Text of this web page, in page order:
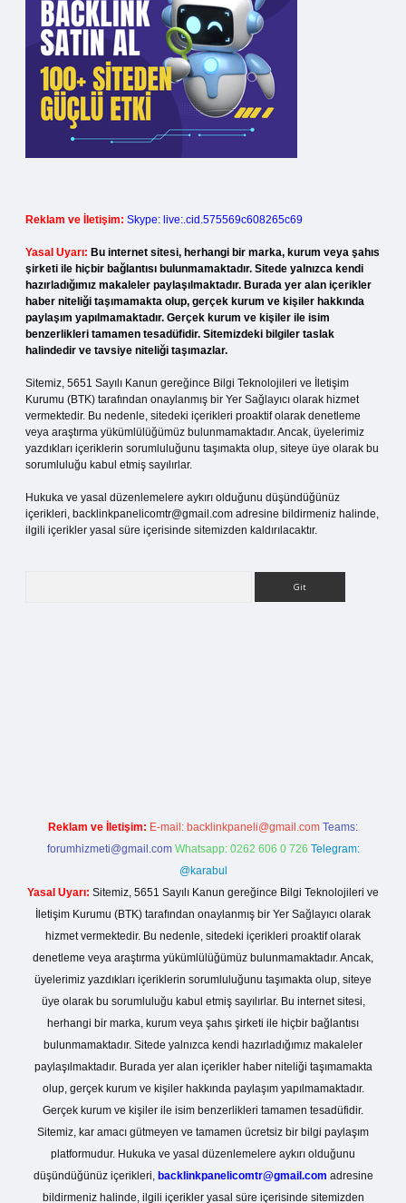
Reklam ve İletişim: Skype: live:.cid.575569c608265c69
Yasal Uyarı: Bu internet sitesi, herhangi bir marka, kurum veya şahıs
şirketi ile hiçbir bağlantısı bulunmamaktadır. Sitede yalnızca kendi
hazırladığımız makaleler paylaşılmaktadır. Burada yer alan içerikler
haber niteliği taşımamakta olup, gerçek kurum ve kişiler hakkında
paylaşım yapılmamaktadır. Gerçek kurum ve kişiler ile isim
benzerlikleri tamamen tesadüfidir. Sitemizdeki bilgiler taslak
halindedir ve tavsiye niteliği taşımazlar.
Sitemiz, 5651 Sayılı Kanun gereğince Bilgi Teknolojileri ve İletişim
Kurumu (BTK) tarafından onaylanmış bir Yer Sağlayıcı olarak hizmet
vermektedir. Bu nedenle, sitedeki içerikleri proaktif olarak denetleme
veya araştırma yükümlülüğümüz bulunmamaktadır. Ancak, üyelerimiz
yazdıkları içeriklerin sorumluluğunu taşımakta olup, siteye üye olarak bu
sorumluluğu kabul etmiş sayılırlar.
Hukuka ve yasal düzenlemelere aykırı olduğunu düşündüğünüz
içerikleri, backlinkpanelicomtr@gmail.com adresine bildirmeniz halinde,
ilgili içerikler yasal süre içerisinde sitemizden kaldırılacaktır.
Reklam ve İletişim: E-mail: backlinkpaneli@gmail.com Teams:
forumhizmeti@gmail.com Whatsapp: 0262 606 0 726 Telegram:
@karabul
Yasal Uyarı: Sitemiz, 5651 Sayılı Kanun gereğince Bilgi Teknolojileri ve
İletişim Kurumu (BTK) tarafından onaylanmış bir Yer Sağlayıcı olarak
hizmet vermektedir. Bu nedenle, sitedeki içerikleri proaktif olarak
denetleme veya araştırma yükümlülüğümüz bulunmamaktadır. Ancak,
üyelerimiz yazdıkları içeriklerin sorumluluğunu taşımakta olup, siteye
üye olarak bu sorumluluğu kabul etmiş sayılırlar. Bu internet sitesi,
herhangi bir marka, kurum veya şahıs şirketi ile hiçbir bağlantısı
bulunmamaktadır. Sitede yalnızca kendi hazırladığımız makaleler
paylaşılmaktadır. Burada yer alan içerikler haber niteliği taşımamakta
olup, gerçek kurum ve kişiler hakkında paylaşım yapılmamaktadır.
Gerçek kurum ve kişiler ile isim benzerlikleri tamamen tesadüfidir.
Sitemiz, kar amacı gütmeyen ve tamamen ücretsiz bir bilgi paylaşım
platformudur. Hukuka ve yasal düzenlemelere aykırı olduğunu
düşündüğünüz içerikleri, backlinkpanelicomtr@gmail.com adresine
bildirmeniz halinde, ilgili içerikler yasal süre içerisinde sitemizden